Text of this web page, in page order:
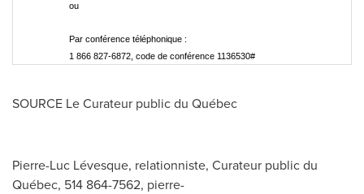
ou
Par conférence téléphonique :
1 866 827-6872, code de conférence 1136530#
SOURCE Le Curateur public du Québec
Pierre-Luc Lévesque, relationniste, Curateur public du
Québec, 514 864-7562, pierre-